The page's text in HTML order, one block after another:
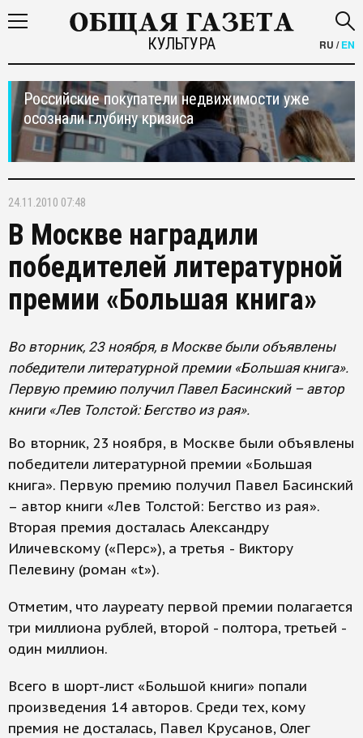
КУЛЬТУРА RU /EN
Российские покупатели недвижимости уже
осознали глубину кризиса
24.11.2010 07:48
В Москве наградили
победителей литературной
премии «Большая книга»
Во вторник, 23 ноября, в Москве были объявлены
победители литературной премии «Большая книга».
Первую премию получил Павел Басинский – автор
книги «Лев Толстой: Бегство из рая».
Во вторник, 23 ноября, в Москве были объявлены
победители литературной премии «Большая
книга». Первую премию получил Павел Басинский
– автор книги «Лев Толстой: Бегство из рая».
Вторая премия досталась Александру
Иличевскому («Перс»), а третья - Виктору
Пелевину (роман «t»).
Отметим, что лауреату первой премии полагается
три миллиона рублей, второй - полтора, третьей -
один миллион.
Всего в шорт-лист «Большой книги» попали
произведения 14 авторов. Среди тех, кому
премия не досталась, Павел Крусанов, Олег